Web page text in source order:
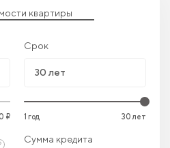
квартиры
₽
Срок
1 год 30 лет
Сумма кредита